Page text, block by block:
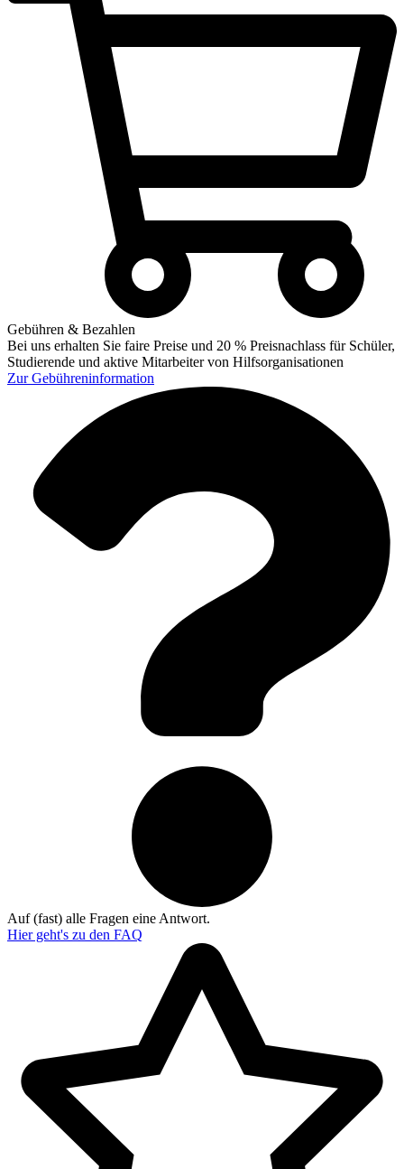
Gebühren & Bezahlen
Bei uns erhalten Sie faire Preise und 20 % Preisnachlass für Schüler,
Studierende und aktive Mitarbeiter von Hilfsorganisationen
ZurGebühreninformation
Auf (fast) alle Fragen eine Antwort.
Hier geht's zu den FAQ